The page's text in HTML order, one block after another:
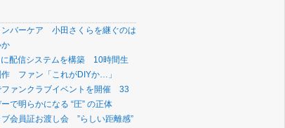
ンバーケア 小田さくらを継ぐのは
配信システムを構築 10時間生
作 ファン「これがDIYか…」
ファンクラブイベントを開催 33
で明らかになる “圧” の正体
会員証お渡し会 ”らしい距離感”